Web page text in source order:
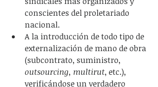
conscientes del proletariado
nacional.
A la introducción de todo tipo de
externalización de mano de obra
(subcontrato, suministro,
outsourcing, multirut, etc.),
verificándose un verdadero